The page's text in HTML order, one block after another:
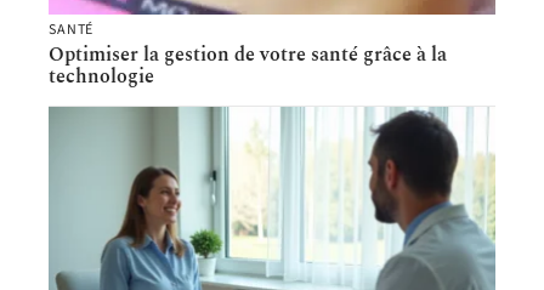
SANTÉ
Optimiser la gestion de votre santé grâce à la
technologie